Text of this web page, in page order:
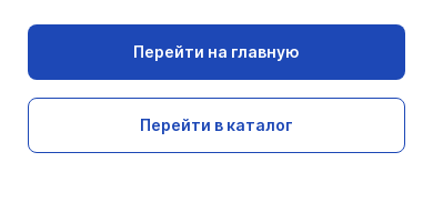
Перейти на главную
Перейти в каталог